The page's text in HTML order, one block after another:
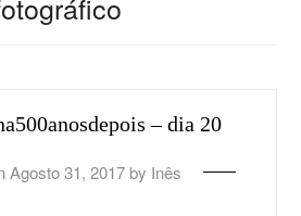
– dia 20
Agosto 31, 2017 by Inês